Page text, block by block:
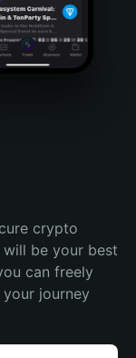
crypto
be your best
can freely
journey